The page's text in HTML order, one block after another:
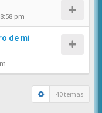
pm
de mi
40 temas